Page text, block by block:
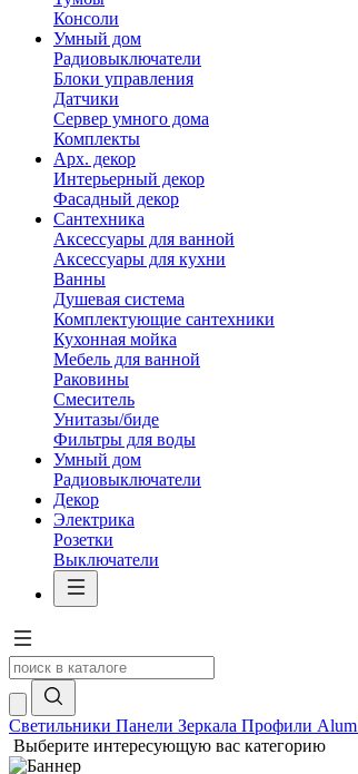
Консоли
Умный дом
Радиовыключатели
Блоки управления
Датчики
Сервер умного дома
Комплекты
Арх. декор
Интерьерный декор
Фасадный декор
Сантехника
Аксессуары для ванной
Аксессуары для кухни
Ванны
Душевая система
Комплектующие сантехники
Кухонная мойка
Мебель для ванной
Раковины
Смеситель
Унитазы/биде
Фильтры для воды
Умный дом
Радиовыключатели
Декор
Электрика
Розетки
Выключатели
Светильники Панели Зеркала Профили Alum
Выберите интересующую вас категорию